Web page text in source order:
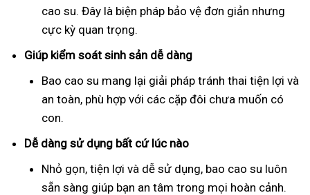
cao su. Đây là biện pháp bảo vệ đơn giản nhưng
cực kỳ quan trọng.
Giúp kiểm soát sinh sản dễ dàng
Bao cao su mang lại giải pháp tránh thai tiện lợi và
an toàn, phù hợp với các cặp đôi chưa muốn có
con.
Dễ dàng sử dụng bất cứ lúc nào
Nhỏ gọn, tiện lợi và dễ sử dụng, bao cao su luôn
sẵn sàng giúp bạn an tâm trong mọi hoàn cảnh.